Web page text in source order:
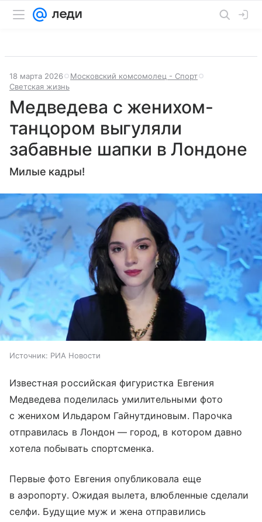
18 марта 2026
Московский комсомолец - Спорт
Светская жизнь
Медведева с женихом-
танцором выгуляли
забавные шапки в Лондоне
Милые кадры!
Источник: РИА Новости
Известная российская фигуристка Евгения
Медведева поделилась умилительными фото
с женихом Ильдаром Гайнутдиновым. Парочка
отправилась в Лондон — город, в котором давно
хотела побывать спортсменка.
Первые фото Евгения опубликовала еще
в аэропорту. Ожидая вылета, влюбленные сделали
селфи. Будущие муж и жена отправились